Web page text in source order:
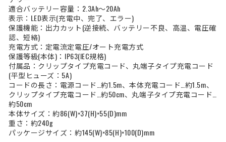
適合バッテリー容量：2.3Ah～20Ah
表示：LED表示(充電中、完了、エラー)
保護機能：出力カット(逆接続、バッテリー不良、高温、電圧確
認、短絡)
充電方式：定電流定電圧/オート充電方式
保護等級(本体)：IP63(IEC規格)
付属品：クリップタイプ充電コード、丸端子タイプ充電コード
(平型ヒューズ：5A)
コードの長さ：電源コード…約1.5m、本体充電コード…約1.5m、
クリップタイプ充電コード…約50cm、丸端子タイプ充電コード…
約50cm
本体サイズ：約86(W)×37(H)×55(D)mm
重さ：約240g
パッケージサイズ：約145(W)×85(H)×100(D)mm